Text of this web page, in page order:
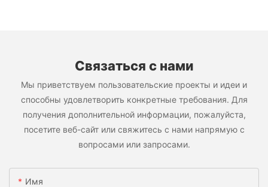
Связаться с нами
Мы приветствуем пользовательские проекты и идеи и
способны удовлетворить конкретные требования. Для
получения дополнительной информации, пожалуйста,
посетите веб-сайт или свяжитесь с нами напрямую с
вопросами или запросами.
Имя